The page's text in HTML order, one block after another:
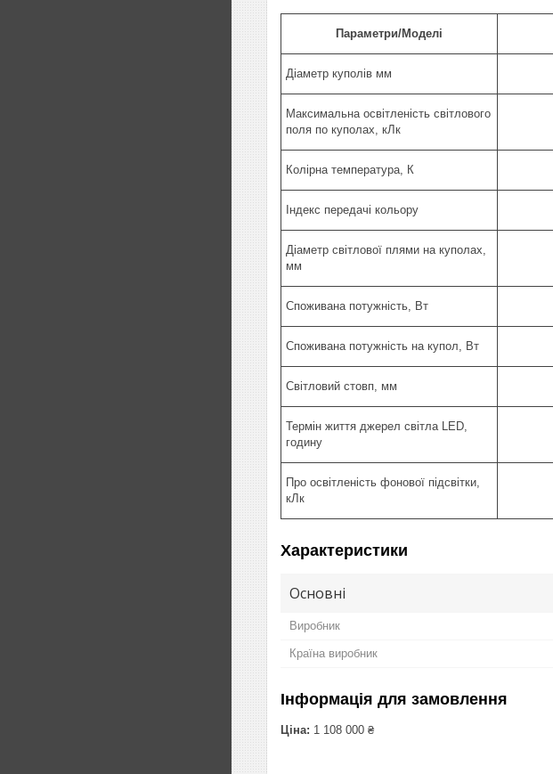
Параметри/Моделі
Діаметр куполів мм
Максимальна освітленість світлового
поля по куполах, кЛк
Колірна температура, К
Індекс передачі кольору
Діаметр світлової плями на куполах,
мм
Споживана потужність, Вт
Споживана потужність на купол, Вт
Світловий стовп, мм
Термін життя джерел світла LED,
годину
Про освітленість фонової підсвітки,
кЛк
Характеристики
Основні
Виробник
Країна виробник
Інформація для замовлення
Ціна: 1 108 000 ₴